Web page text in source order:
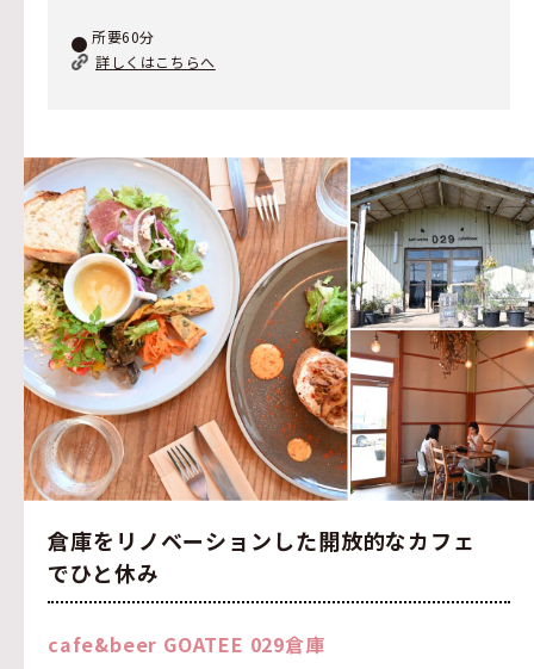
所要60分
詳しくはこちらへ
倉庫をリノベーションした開放的なカフェ
でひと休み
cafe&beer GOATEE 029倉庫